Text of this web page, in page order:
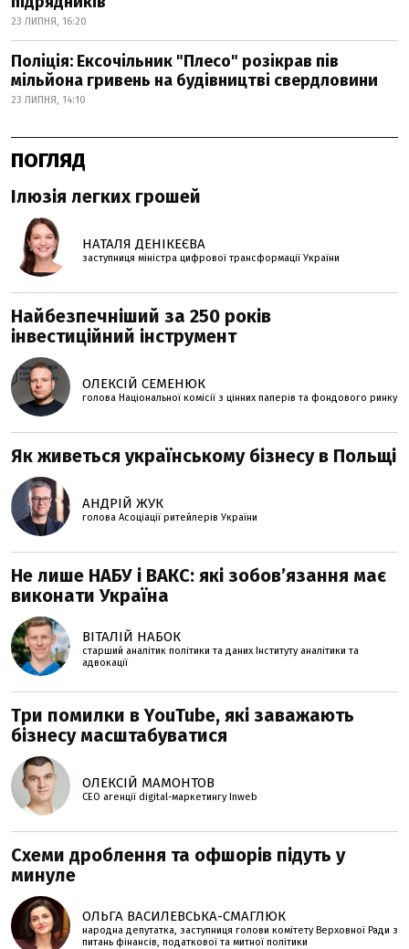
23 ЛИПНЯ, 16:20
Поліція: Ексочільник "Плесо" розікрав пів
мільйона гривень на будівництві свердловини
23 ЛИПНЯ, 14:10
ПОГЛЯД
Ілюзія легких грошей
НАТАЛЯ ДЕНІКЕЄВА
заступниця міністра цифрової трансформації України
Найбезпечніший за 250 років
інвестиційний інструмент
ОЛЕКСІЙ СЕМЕНЮК
голова Національної комісії з цінних паперів та фондового ринку
Як живеться українському бізнесу в Польщі
АНДРІЙ ЖУК
голова Асоціації ритейлерів України
Не лише НАБУ і ВАКС: які зобов’язання має
виконати Україна
ВІТАЛІЙ НАБОК
старший аналітик політики та даних Інституту аналітики та
адвокації
Три помилки в YouTube, які заважають
бізнесу масштабуватися
ОЛЕКСІЙ МАМОНТОВ
CEO агенції digital-маркетингу Inweb
Схеми дроблення та офшорів підуть у
минуле
ОЛЬГА ВАСИЛЕВСЬКА-СМАГЛЮК
народна депутатка, заступниця голови комітету Верховної Ради з
питань фінансів, податкової та митної політики